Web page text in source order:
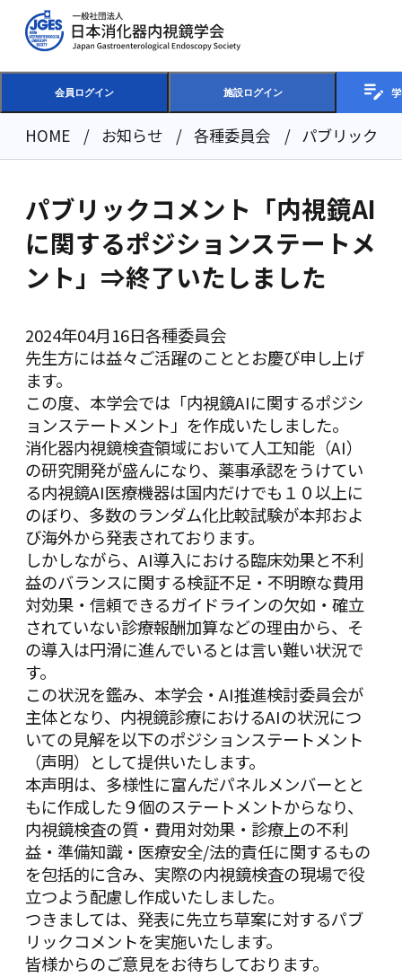
会員ログイン 施設ログイン
HOME お知らせ 各種委員会 パブリックコ
2024年04月16日各種委員会
パブリックコメント「内視鏡AI
に関するポジションステートメ
ント」⇒終了いたしました
先生方には益々ご活躍のこととお慶び申し上げ
ます。
この度、本学会では「内視鏡AIに関するポジシ
ョンステートメント」を作成いたしました。
消化器内視鏡検査領域において人工知能（AI）
の研究開発が盛んになり、薬事承認をうけてい
る内視鏡AI医療機器は国内だけでも１０以上に
のぼり、多数のランダム化比較試験が本邦およ
び海外から発表されております。
しかしながら、AI導入における臨床効果と不利
益のバランスに関する検証不足・不明瞭な費用
対効果・信頼できるガイドラインの欠如・確立
されていない診療報酬加算などの理由から、そ
の導入は円滑に進んでいるとは言い難い状況で
す。
この状況を鑑み、本学会・AI推進検討委員会が
主体となり、内視鏡診療におけるAIの状況につ
いての見解を以下のポジションステートメント
（声明）として提供いたします。
本声明は、多様性に富んだパネルメンバーとと
もに作成した９個のステートメントからなり、
内視鏡検査の質・費用対効果・診療上の不利
益・準備知識・医療安全/法的責任に関するもの
を包括的に含み、実際の内視鏡検査の現場で役
立つよう配慮し作成いたしました。
つきましては、発表に先立ち草案に対するパブ
リックコメントを実施いたします。
皆様からのご意見をお待ちしております。